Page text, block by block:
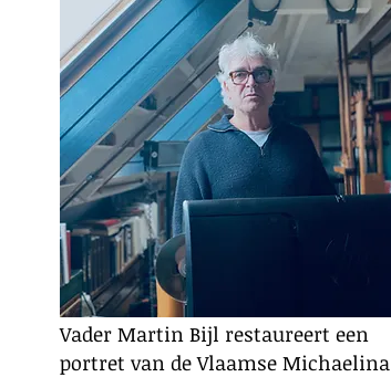
Vader Martin Bijl restaureert een
portret van de Vlaamse Michaelina